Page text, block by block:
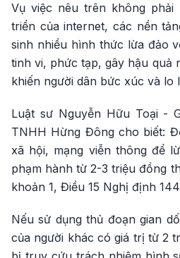
Vụ việc nêu trên không
triển của internet, các nền
sinh nhiều hình thức lừa đảo
tinh vi, phức tạp, gây hậu quả
khiến người dân bức xúc và lo
Luật sư Nguyễn Hữu Toại -
TNHH Hừng Đông cho biết:
xã hội, mạng viễn thông để
phạm hành từ 2-3 triệu đồng
khoản 1, Điều 15 Nghị định
Nếu sử dụng thủ đoạn gian
của người khác có giá trị từ 2